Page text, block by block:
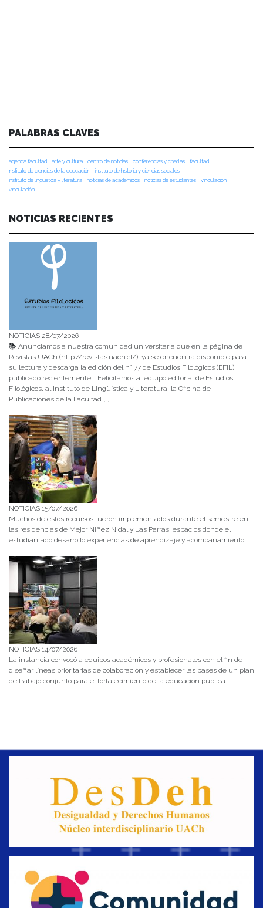
PALABRAS CLAVES
agenda facultad arte y cultura centro de noticias conferencias y charlas
facultad
instituto de ciencias de la educación
instituto de historia y ciencias sociales
instituto de lingüística y literatura
noticias de académicos noticias de estudiantes
vinculacion
vinculación
NOTICIAS RECIENTES
NOTICIAS 28/07/2026
📚 Anunciamos a nuestra comunidad universitaria que en la página de
Revistas UACh (http://revistas.uach.cl/), ya se encuentra disponible para
su lectura y descarga la edición del n° 77 de Estudios Filológicos (EFIL),
publicado recientemente. Felicitamos al equipo editorial de Estudios
Filológicos, al Instituto de Lingüística y Literatura, la Oficina de
Publicaciones de la Facultad […]
NOTICIAS 15/07/2026
Muchos de estos recursos fueron implementados durante el semestre en
las residencias de Mejor Niñez Nidal y Las Parras, espacios donde el
estudiantado desarrolló experiencias de aprendizaje y acompañamiento.
NOTICIAS 14/07/2026
La instancia convocó a equipos académicos y profesionales con el fin de
diseñar líneas prioritarias de colaboración y establecer las bases de un plan
de trabajo conjunto para el fortalecimiento de la educación pública.